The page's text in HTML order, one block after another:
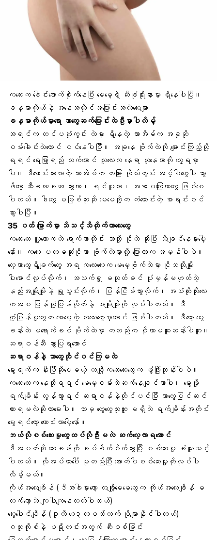
ကလေးက ခေါင်းအောက်စိုက်နေပြီး မေမေ့ရဲ့ ဆီးခုံရိုးနားမှာ ရှိနေပါပြီ။
ခန္ဓာကိုယ်နဲ့ အနေအထိုင်အပြောင်းအလဲလေးများ
ခန္ဓာကိုယ်မှာရော ဘာတွေဆက်ပြောင်းလဲဦးမှာပါလိမ့်
အရင်က တင်ပဆုံကွင်း ထဲမှာ ရှိနေတဲ့ သားအိမ်က အခုဆို
ဝမ်းခေါင်းထဲတောင် ဝင်နေပါပြီ။ အခုနေ ဗိုက်ထဲကို ချောင်းကြည့်လို့
ရရင် ရေမြွာရည် ထက်တောင် သူလေးက နေရာ ယူနေတာကို တွေ့ရမှာ
ပါ။ ဒီဖောင်းကားလာတဲ့ သားအိမ်က တခြား ကိုယ်တွင်း အင်္ဂါတွေပါ သွား
ဖိတော့ ဆီးခဏခဏ သွားတာ၊ ရင်ပူတာ၊ အစာမကြေတာတွေ ဖြစ်စေ
ပါတယ်။ ဒါတွေ မဖြစ်ဘူးဆို မေမေတို့က ကံကောင်းတဲ့ စာရင်းဝင်
သွားပါပြီ။
35 ပတ် မြောက်မှာ သိသင့်သိထိုက်တာလေးတွေ
ကလေးလေး လူ့လောကထဲ ရောက်လာတိုင်း ဘာလို့ ငိုလဲ ဆိုပြီး သိချင်နေမှာပေါ့
နော်။ ကလေး ပထမဆုံးငိုတာ ဗိုက်ထဲမှာလို့ ပြောတာက အမှန်ပါပဲ။
လေ့လာတွေ့ရှိချက်တွေ အရ ကလေးလေးက မေမေ့ဗိုက်ထဲမှာ ငိုသလိုမျိုး
ပါးစောင်လှုပ်လိုက်၊ အသက်ရှူ မထုတ်ခင် ပုံမှန်မဟုတ်တဲ့
နည်းအမျိုးမျိုးနဲ့ ရှူသွင်းလိုက်၊ ပြန်ငြိမ်သွားလိုက်၊ အသံတိုးတိုးလေး
ကအစ ပြန်တုံ့ပြန်လိုက်နဲ့ အမျိုးမျိုးကို လုပ်ပါတယ်။ ဒီ
တုံ့ပြန်မှုတွေက စောမွေးတဲ့ ကလေးတွေမှာတောင် ဖြစ်ပါတယ်။ ဒီတော့ မွေး
ခန်းထဲ မရောက်ခင် ဗိုက်ထဲမှာ ကတည်းက ငိုတာမထူးဆန်းပါဘူး။
ဆရာဝန်ဆီ သွားပြရအောင်
ဆရာဝန်နဲ့ ဘာတွေတိုင်ပင်ကြမလဲ
မွေးရက်က နီးပြီဆိုပေမယ့် တချို့ကလေးလေးတွေက ဖွံ့ဖြိုးတုန်းပါပဲ။
ကလေးလေးက နေလို့ရရင် မေမေ့ဝမ်းထဲဆက်နေချင်တာပါ။ မွေးဖို့
ရက်ချိန်း လွန်သွားရင် ဆရာဝန်နဲ့တိုင်ပင်ပြီး ဘာတွေပြင်ဆင်
ထားရမလဲဆိုတာမေးပါ။ ဘာမှ ထွေထွေထူးထူး မရှိဘဲ ရက်ချိန်းအတိုင်း
မွေ းရင်တော့ ကောင်းတာပေ့ါနော်။
ဘယ်လိုစစ်ဆေးမှုတွေထပ်လိုဦးမလဲ ဆက်လေ့လာရအောင်
ဒီအပတ်ဆို ဆေးခန်းကို ခပ်စိတ်စိတ်သွားပြီး စစ်ဆေးမှု ခံယူသင့်
ပါတယ်။ လိုအပ်တာပေါ် မူတည်ပြီး အောက်ပါစစ်ဆေးမှုကိုလုပ်ပါ
လိမ့်မယ်။
ကိုယ်အလေးချိန် (ဒီအခါမှာတော့ တချို့မေမေတွေက ကိုယ်အလေးချိန် မ
တက်တော့ဘဲ ကျပါကျနေတတ်ပါတယ်)
သွေးပေါင်ချိန် (ဒုတိယ၃လပတ်ထက် ပိုများနိုင်ပါတယ်)
ဂလူးကိုးစ်နဲ့ ပရိုတင်းအတွက် ဆီးစစ်ခြင်း